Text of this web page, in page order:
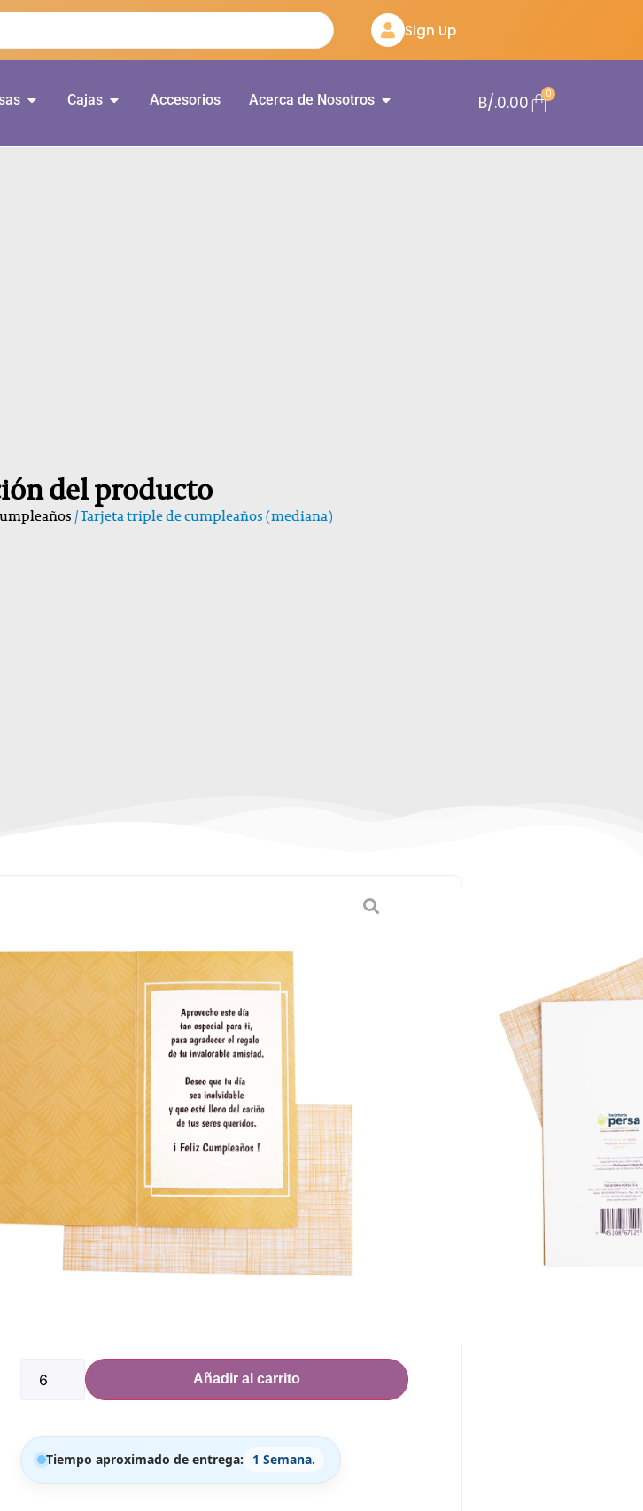
Sign Up
B/.0.00 0
Cajas Accesorios Acerca de Nosotros
del producto
/ Tarjeta triple de cumpleaños (mediana)
(mediana)
reseñas de clientes)
SKU:
7-45108-67125-6 / 67125-6
Categorías:Cumpleaños , Tarjetas
B/. 1.80
Tarjeta triple de cumpleaños (mediana)
PRECIO POR MEDIA DOCENA EN ADELANTE
Dimensiones:
Ancho: 4 3/8″
Alto: 7.5″
Añadir al carrito
Tiempo aproximado de entrega: 1 Semana.